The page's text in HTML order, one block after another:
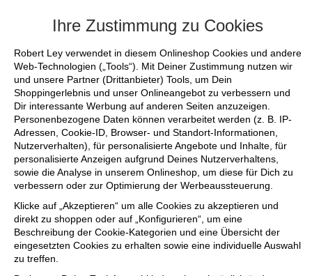
Ihre Zustimmung zu Cookies
Robert Ley verwendet in diesem Onlineshop Cookies und andere
Web-Technologien („Tools“). Mit Deiner Zustimmung nutzen wir
und unsere Partner (Drittanbieter) Tools, um Dein
Shoppingerlebnis und unser Onlineangebot zu verbessern und
Dir interessante Werbung auf anderen Seiten anzuzeigen.
Personenbezogene Daten können verarbeitet werden (z. B. IP-
Adressen, Cookie-ID, Browser- und Standort-Informationen,
Nutzerverhalten), für personalisierte Angebote und Inhalte, für
personalisierte Anzeigen aufgrund Deines Nutzerverhaltens,
sowie die Analyse in unserem Onlineshop, um diese für Dich zu
verbessern oder zur Optimierung der Werbeaussteuerung.
Klicke auf „Akzeptieren“ um alle Cookies zu akzeptieren und
direkt zu shoppen oder auf „Konfigurieren“, um eine
Beschreibung der Cookie-Kategorien und eine Übersicht der
eingesetzten Cookies zu erhalten sowie eine individuelle Auswahl
zu treffen.